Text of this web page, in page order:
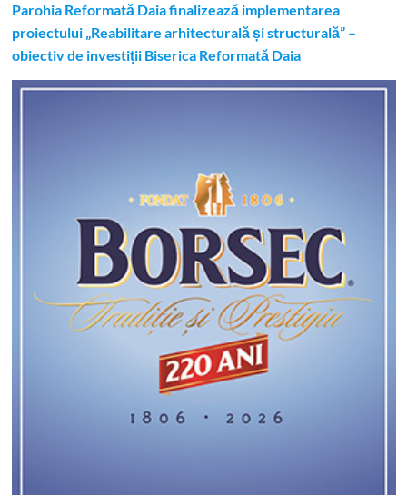
Parohia Reformată Daia finalizează implementarea
proiectului „Reabilitare arhitecturală și structurală” –
obiectiv de investiții Biserica Reformată Daia